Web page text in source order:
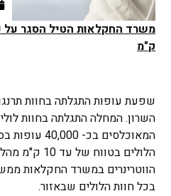
ק"מ
שפעת עופות התגלתה בחוות
השרון. המחלה התגלתה בחוות
המאוכלסים
הלולים בטווח
הווטרינרים במשרד החקלאות
בכל חוות הלולים שבאזור.